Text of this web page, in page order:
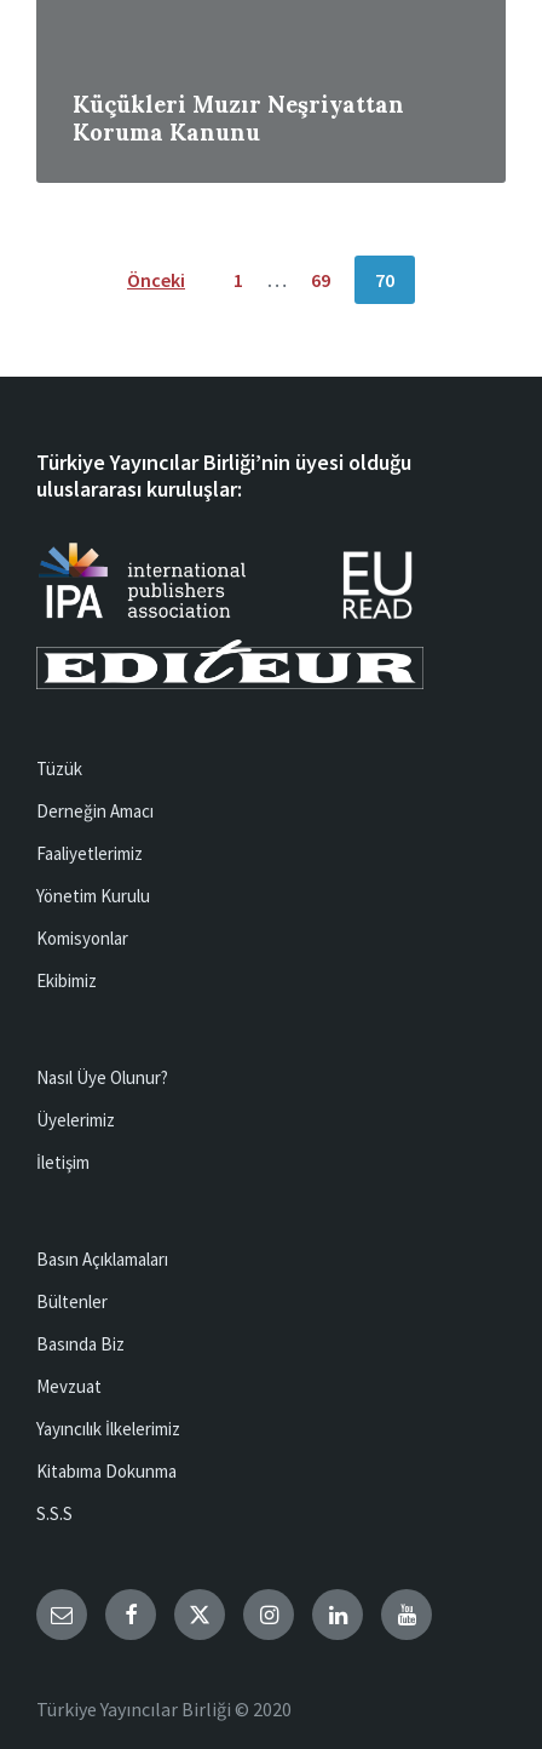
Küçükleri Muzır Neşriyattan
Koruma Kanunu
Önceki 1 … 69 70
Türkiye Yayıncılar Birliği’nin üyesi olduğu
uluslararası kuruluşlar:
Tüzük
Derneğin Amacı
Faaliyetlerimiz
Yönetim Kurulu
Komisyonlar
Ekibimiz
Nasıl Üye Olunur?
Üyelerimiz
İletişim
Basın Açıklamaları
Bültenler
Basında Biz
Mevzuat
Yayıncılık İlkelerimiz
Kitabıma Dokunma
S.S.S
Email Facebook TwitterInstagramLinkedInYouTube
Türkiye Yayıncılar Birliği © 2020